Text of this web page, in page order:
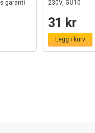
garanti 230V, GU10
31 kr
Legg i kurv